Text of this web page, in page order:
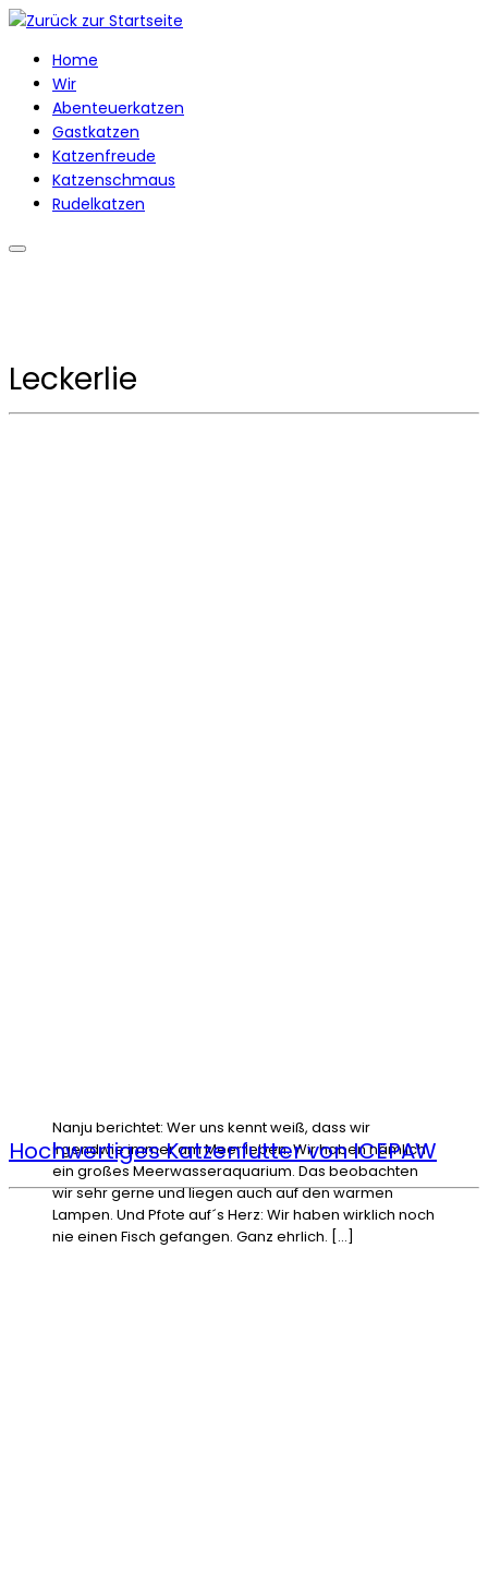
Zum
springenHome
Wir
Abenteuerkatzen
Gastkatzen
Katzenfreude
Katzenschmaus
Rudelkatzen
Leckerlie
Nanju berichtet: Wer uns kennt weiß, dass wir
irgendwie immer am Meer leben. Wir haben nämlich
ein großes Meerwasseraquarium. Das beobachten
wir sehr gerne und liegen auch auf den warmen
Lampen. Und Pfote auf´s Herz: Wir haben wirklich noch
nie einen Fisch gefangen. Ganz ehrlich. […]
Hochwertiges Katzenfutter von ICEPAW